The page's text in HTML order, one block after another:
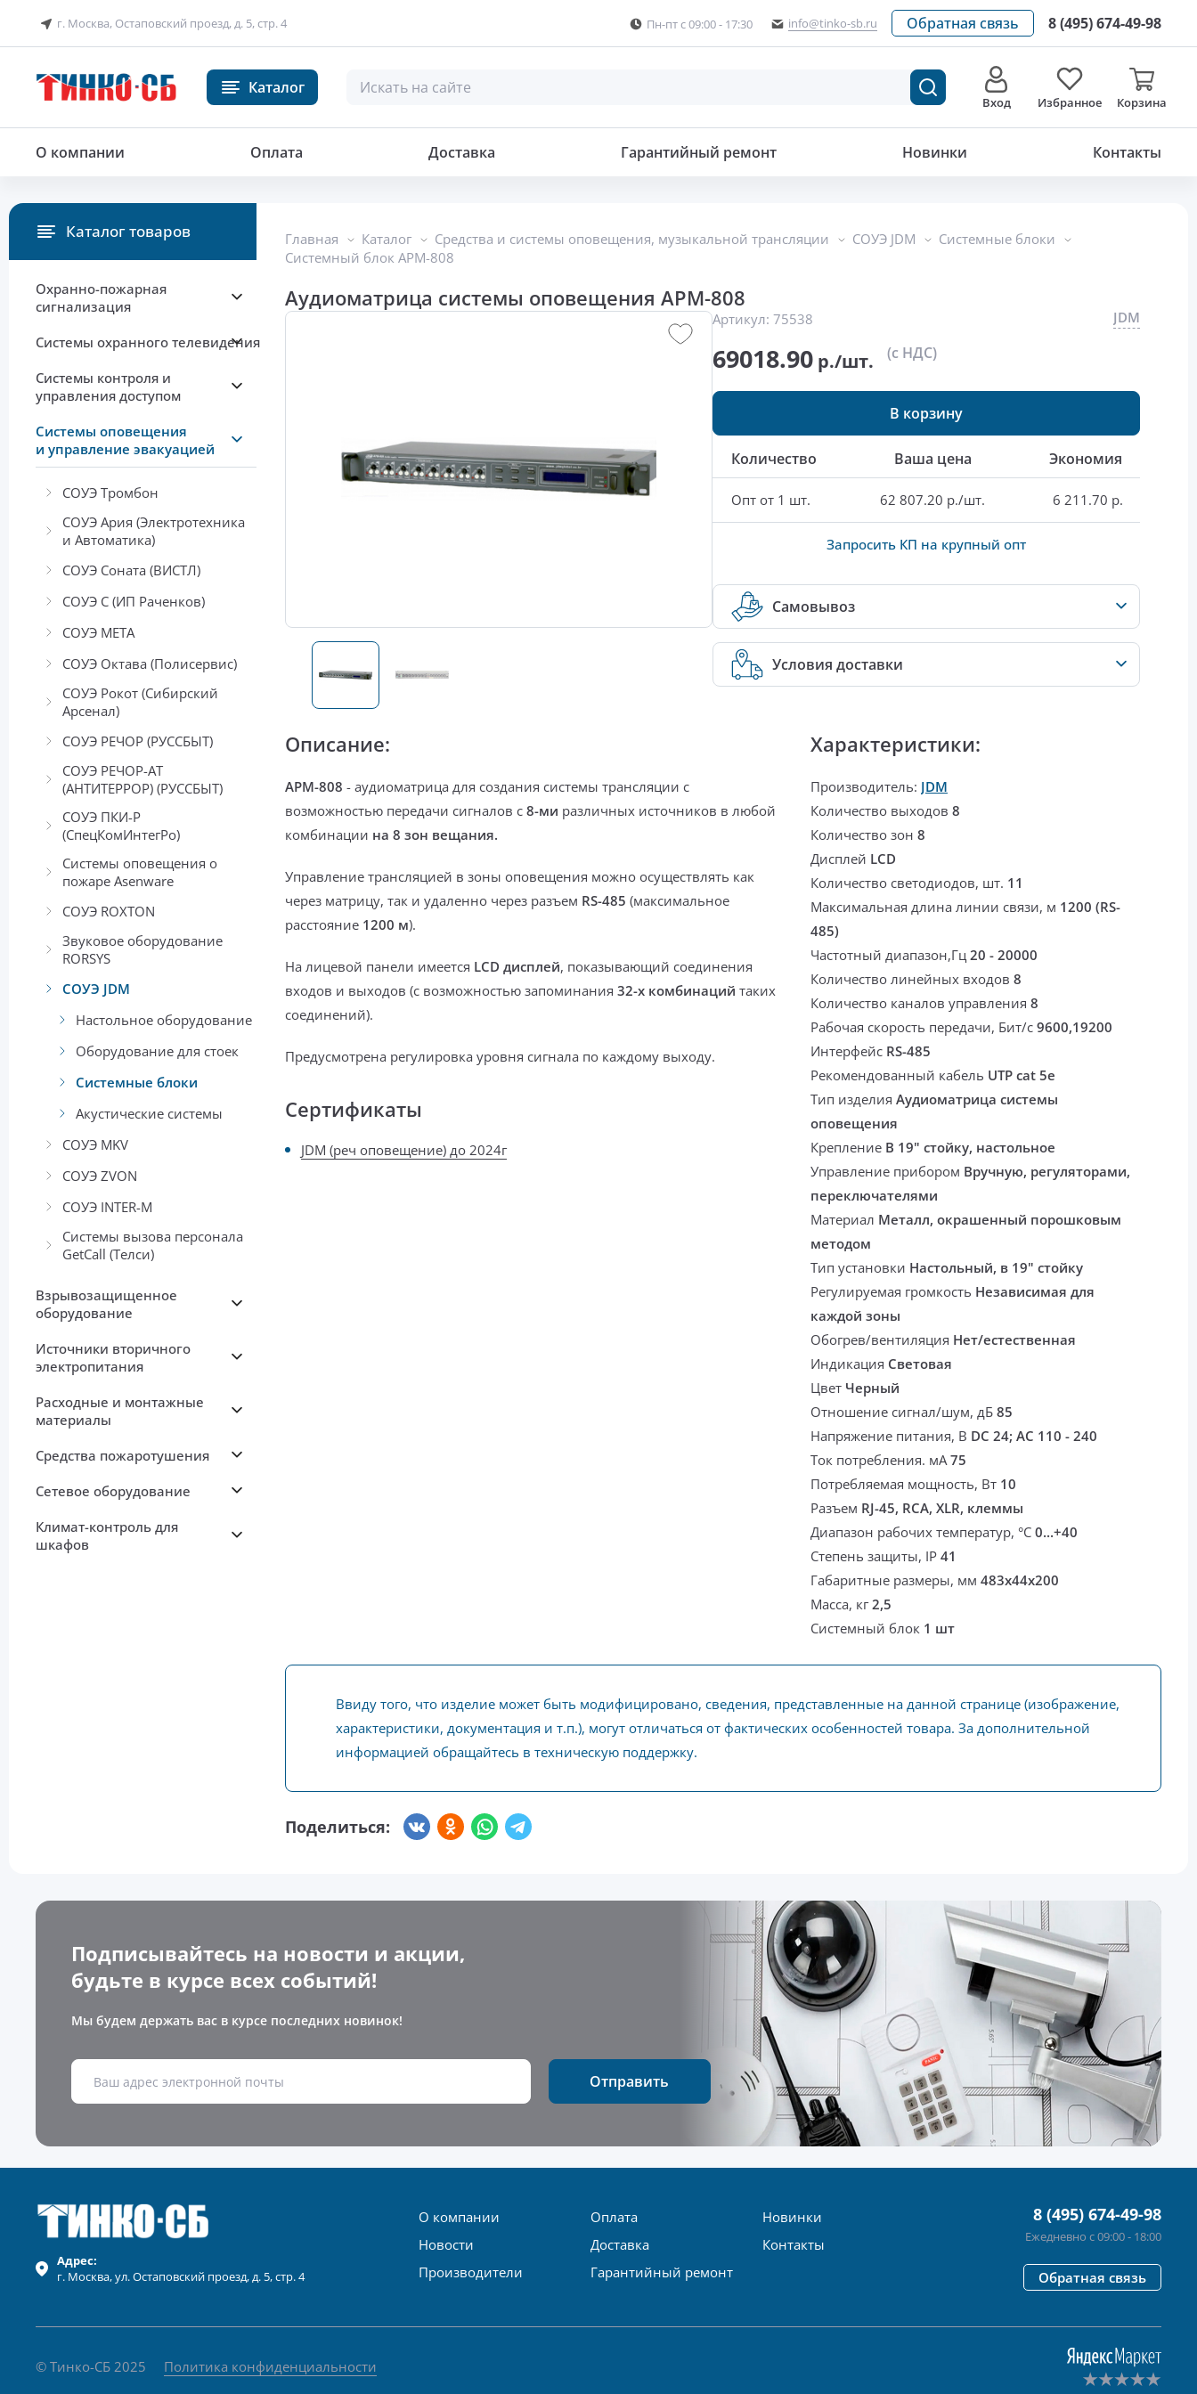
г. Москва, Остаповский проезд, д. 5, стр. 4 Пн-пт с 09:00 - 17:30 info@tinko-sb.ru Обратная связь 8 (495) 674-49-98
Каталог
Вход Избранное Корзина
О компании Оплата Доставка Гарантийный ремонт Новинки Контакты
Главная Каталог Средства и системы оповещения, музыкальной трансляции СОУЭ JDM
Системные блоки
Системный блок APM-808
Аудиоматрица системы оповещения APM-808
Артикул: 75538 JDM
69018.90 р./шт. (с НДС)
В корзину
Количество Ваша цена Экономия
Опт от 1 шт. 62 807.20 р./шт. 6 211.70 р.
Запросить КП на крупный опт
Самовывоз
Условия доставки
Характеристики:
Производитель: JDM
Количество выходов8
Количество зон8
Дисплей LCD
Количество светодиодов, шт. 11
Максимальная длина линии связи, м 1200 (RS-
485)
Частотный диапазон,Гц20 - 20000
Количество линейных входов8
Количество каналов управления8
Рабочая скорость передачи, Бит/с9600,19200
Интерфейс RS-485
Рекомендованный кабель UTP cat 5e
Тип изделияАудиоматрица системы
оповещения
Крепление В 19" стойку, настольное
Управление прибором Вручную, регуляторами,
переключателями
Материал Металл, окрашенный порошковым
методом
Тип установки Настольный, в 19" стойку
Регулируемая громкость Независимая для
каждой зоны
Обогрев/вентиляция Нет/естественная
Индикация Световая
Цвет Черный
Отношение сигнал/шум, дБ85
Напряжение питания, В DC 24; AC 110 - 240
Ток потребления. мА75
Потребляемая мощность, Вт 10
Разъем RJ-45, RCA, XLR, клеммы
Диапазон рабочих температур, °С0...+40
Степень защиты, IP41
Габаритные размеры, мм483х44х200
Масса, кг2,5
Системный блок 1 шт
Описание:
APM-808 - аудиоматрица для создания системы трансляции с
возможностью передачи сигналов с 8-ми различных источников в любой
комбинации на 8 зон вещания.
Управление трансляцией в зоны оповещения можно осуществлять как
через матрицу, так и удаленно через разъем RS-485 (максимальное
расстояние 1200 м).
На лицевой панели имеется LCD дисплей, показывающий соединения
входов и выходов (с возможностью запоминания 32-х комбинаций таких
соединений).
Предусмотрена регулировка уровня сигнала по каждому выходу.
Сертификаты
JDM (реч оповещение) до 2024г
Ввиду того, что изделие может быть модифицировано, сведения, представленные на данной странице (изображение,
характеристики, документация и т.п.), могут отличаться от фактических особенностей товара. За дополнительной
информацией обращайтесь в техническую поддержку.
Поделиться:
Каталог товаров
Охранно-пожарная
сигнализация
Системы охранного телевидения
Системы контроля и
управления доступом
Системы оповещения
и управление эвакуацией
СОУЭ Тромбон
СОУЭ Ария (Электротехника
и Автоматика)
СОУЭ Соната (ВИСТЛ)
СОУЭ С (ИП Раченков)
СОУЭ МЕТА
СОУЭ Октава (Полисервис)
СОУЭ Рокот (Сибирский
Арсенал)
СОУЭ РЕЧОР (РУССБЫТ)
СОУЭ РЕЧОР-АТ
(АНТИТЕРРОР) (РУССБЫТ)
СОУЭ ПКИ-Р
(СпецКомИнтегРо)
Системы оповещения о
пожаре Asenware
СОУЭ ROXTON
Звуковое оборудование
RORSYS
СОУЭ JDM
Настольное оборудование
Оборудование для стоек
Системные блоки
Акустические системы
СОУЭ MKV
СОУЭ ZVON
СОУЭ INTER-М
Системы вызова персонала
GetCall (Телси)
Взрывозащищенное
оборудование
Источники вторичного
электропитания
Расходные и монтажные
материалы
Средства пожаротушения
Сетевое оборудование
Климат-контроль для
шкафов
69 018.90р./шт.
Подписывайтесь на новости и акции,
будьте в курсе всех событий!
Мы будем держать вас в курсе последних новинок!
Отправить
Адрес:
г. Москва, ул.Остаповский проезд, д. 5, стр. 4
О компании
Новости
Производители
Оплата
Доставка
Гарантийный ремонт
Новинки
Контакты
8 (495) 674-49-98
Ежедневно с 09:00 - 18:00
Обратная связь
© Тинко-СБ 2025 Политика конфиденциальности